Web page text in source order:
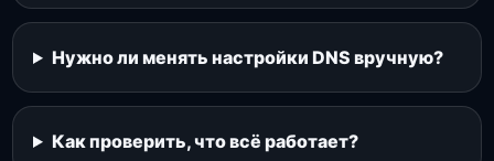
Нужно ли менять настройки DNS вручную?
Как проверить, что всё работает?